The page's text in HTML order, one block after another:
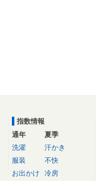
指数情報
通年
洗濯
服装
お出かけ
夏季
汗かき
不快
冷房